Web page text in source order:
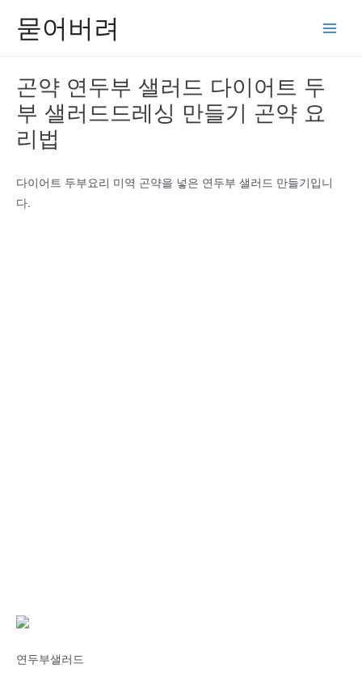
묻어버려
곤약 연두부 샐러드 다이어트 두
부 샐러드드레싱 만들기 곤약 요
리법
다이어트 두부요리 미역 곤약을 넣은 연두부 샐러드 만들기입니
다.
연두부샐러드